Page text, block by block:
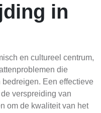
in
en cultureel centrum,
die
Een effectieve
verspreiding van
om de kwaliteit van het